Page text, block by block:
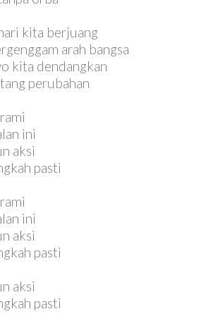
kita berjuang
arah bangsa
kita dendangkan
perubahan
ini
aksi
pasti
ini
aksi
pasti
aksi
pasti